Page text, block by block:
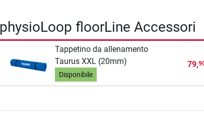
physioLoop floorLine Accessori
Tappetino da allenamento
Taurus XXL (20mm)
Disponibile
79,